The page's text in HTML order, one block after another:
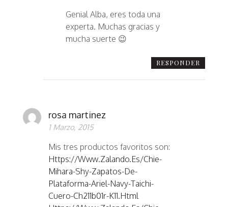
Genial Alba, eres toda una
experta. Muchas gracias y
mucha suerte 😉
RESPONDER
rosa martinez
1 Marzo, 2015
Mis tres productos favoritos son:
Https://www.zalando.es/chie-
Mihara-Shy-Zapatos-De-
Plataforma-Ariel-Navy-Taichi-
Cuero-Ch211b01r-K11.html